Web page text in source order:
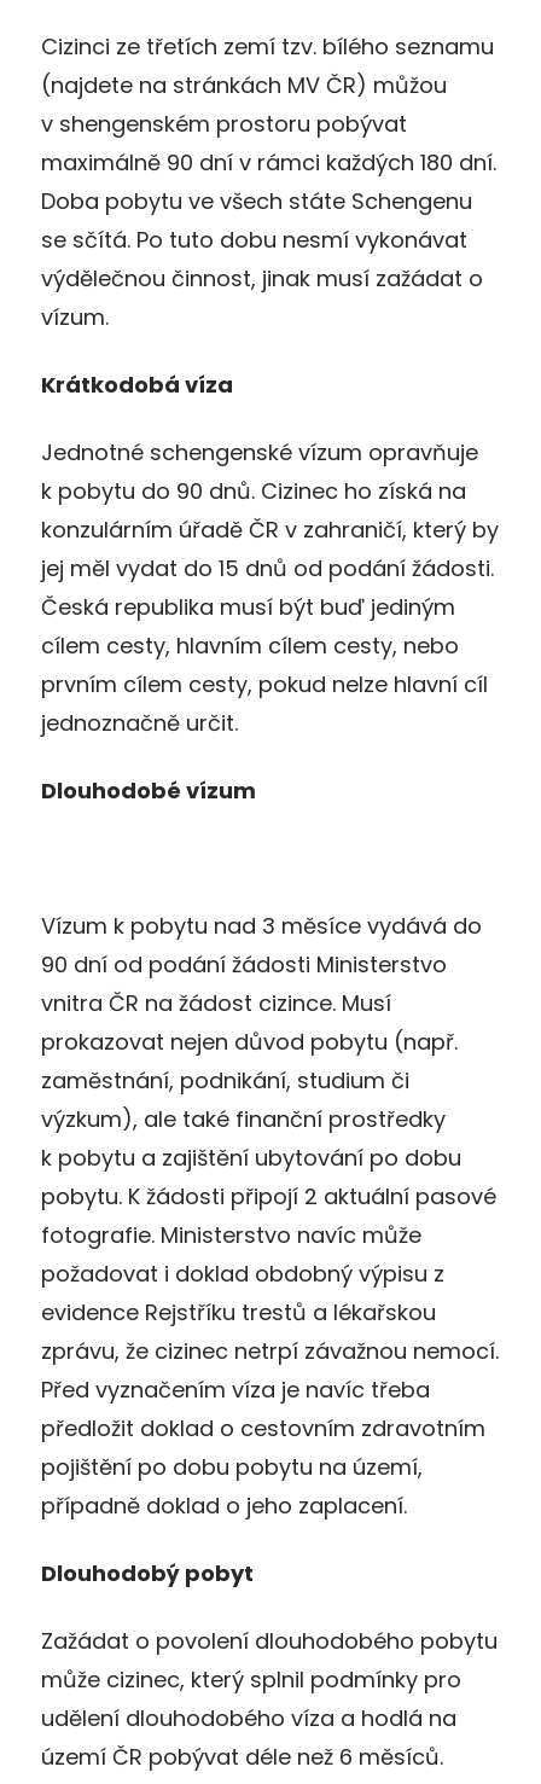
Cizinci ze třetích zemí tzv. bílého seznamu
(najdete na stránkách MV ČR) můžou
v shengenském prostoru pobývat
maximálně 90 dní v rámci každých 180 dní.
Doba pobytu ve všech státe Schengenu
se sčítá. Po tuto dobu nesmí vykonávat
výdělečnou činnost, jinak musí zažádat o
vízum.
Krátkodobá víza
Jednotné schengenské vízum opravňuje
k pobytu do 90 dnů. Cizinec ho získá na
konzulárním úřadě ČR v zahraničí, který by
jej měl vydat do 15 dnů od podání žádosti.
Česká republika musí být buď jediným
cílem cesty, hlavním cílem cesty, nebo
prvním cílem cesty, pokud nelze hlavní cíl
jednoznačně určit.
Dlouhodobé vízum
Vízum k pobytu nad 3 měsíce vydává do
90 dní od podání žádosti Ministerstvo
vnitra ČR na žádost cizince. Musí
prokazovat nejen důvod pobytu (např.
zaměstnání, podnikání, studium či
výzkum), ale také finanční prostředky
k pobytu a zajištění ubytování po dobu
pobytu. K žádosti připojí 2 aktuální pasové
fotografie. Ministerstvo navíc může
požadovat i doklad obdobný výpisu z
evidence Rejstříku trestů a lékařskou
zprávu, že cizinec netrpí závažnou nemocí.
Před vyznačením víza je navíc třeba
předložit doklad o cestovním zdravotním
pojištění po dobu pobytu na území,
případně doklad o jeho zaplacení.
Dlouhodobý pobyt
Zažádat o povolení dlouhodobého pobytu
může cizinec, který splnil podmínky pro
udělení dlouhodobého víza a hodlá na
území ČR pobývat déle než 6 měsíců.